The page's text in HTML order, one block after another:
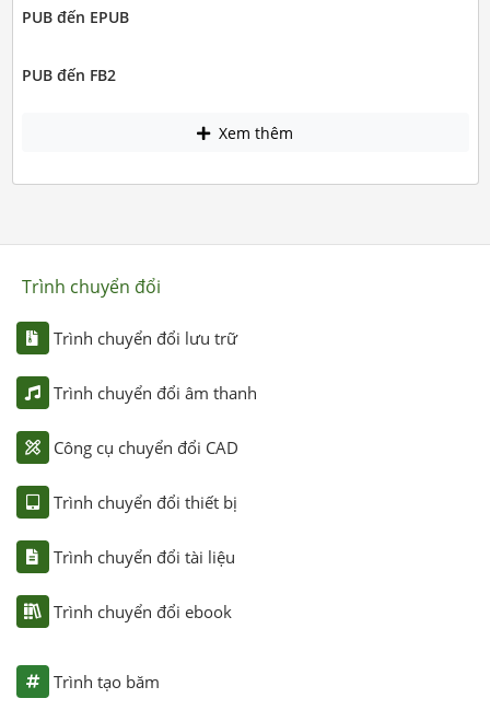
PUB đến EPUB
PUB đến FB2
Xem thêm
Trình chuyển đổi
Trình chuyển đổi lưu trữ
Trình chuyển đổi âm thanh
Công cụ chuyển đổi CAD
Trình chuyển đổi thiết bị
Trình chuyển đổi tài liệu
Trình chuyển đổi ebook
Trình tạo băm